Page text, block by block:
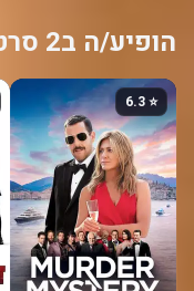
הופיע/ה ב2 סרטים
⭐ 6.3